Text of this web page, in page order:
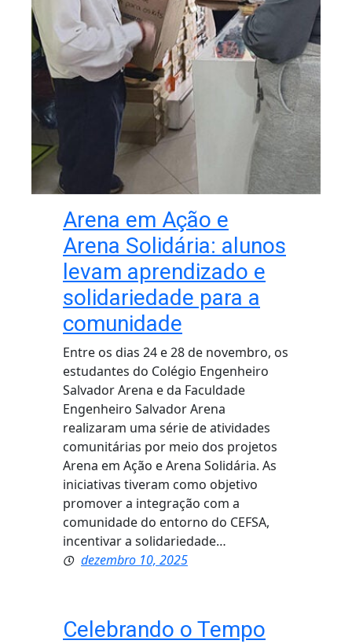
Arena em Ação e
Arena Solidária: alunos
levam aprendizado e
solidariedade para a
comunidade
Entre os dias 24 e 28 de novembro, os
estudantes do Colégio Engenheiro
Salvador Arena e da Faculdade
Engenheiro Salvador Arena
realizaram uma série de atividades
comunitárias por meio dos projetos
Arena em Ação e Arena Solidária. As
iniciativas tiveram como objetivo
promover a integração com a
comunidade do entorno do CEFSA,
incentivar a solidariedade…
dezembro 10, 2025
Celebrando o Tempo